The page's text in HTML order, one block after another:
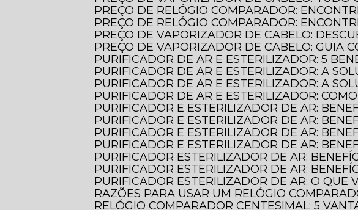
PREÇO DE RELÓGIO COMPARADOR:
PREÇO DE RELÓGIO COMPARADOR:
PREÇO DE VAPORIZADOR DE CABELO:
PREÇO DE VAPORIZADOR DE CABELO: GUIA
PURIFICADOR DE AR E ESTERILIZADOR: 5
PURIFICADOR DE AR E ESTERILIZADOR: A
PURIFICADOR DE AR E ESTERILIZADOR: A
PURIFICADOR DE AR E ESTERILIZADOR:
PURIFICADOR E ESTERILIZADOR DE AR:
PURIFICADOR E ESTERILIZADOR DE AR:
PURIFICADOR E ESTERILIZADOR DE AR:
PURIFICADOR E ESTERILIZADOR DE AR:
PURIFICADOR ESTERILIZADOR DE AR:
PURIFICADOR ESTERILIZADOR DE AR:
PURIFICADOR ESTERILIZADOR DE AR: O QUE
RAZÕES PARA USAR UM RELÓGIO
RELÓGIO COMPARADOR CENTESIMAL: 5